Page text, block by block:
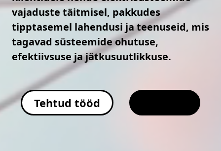
vajaduste täitmisel, pakkudes
tipptasemel lahendusi ja teenuseid, mis
tagavad süsteemide ohutuse,
efektiivsuse ja jätkusuutlikkuse.
Tehtud tööd